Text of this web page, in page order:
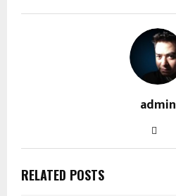
admin
RELATED POSTS